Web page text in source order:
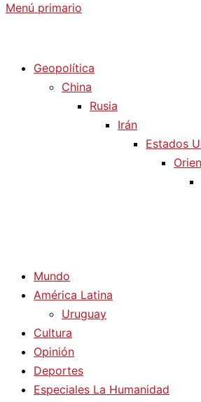
Menú primario
Geopolítica
China
Rusia
Irán
Estados
Mundo
América Latina
Uruguay
Cultura
Opinión
Deportes
Especiales La Humanidad